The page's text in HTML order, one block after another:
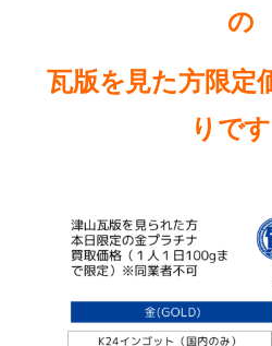
の
瓦版を見た方限定
りです